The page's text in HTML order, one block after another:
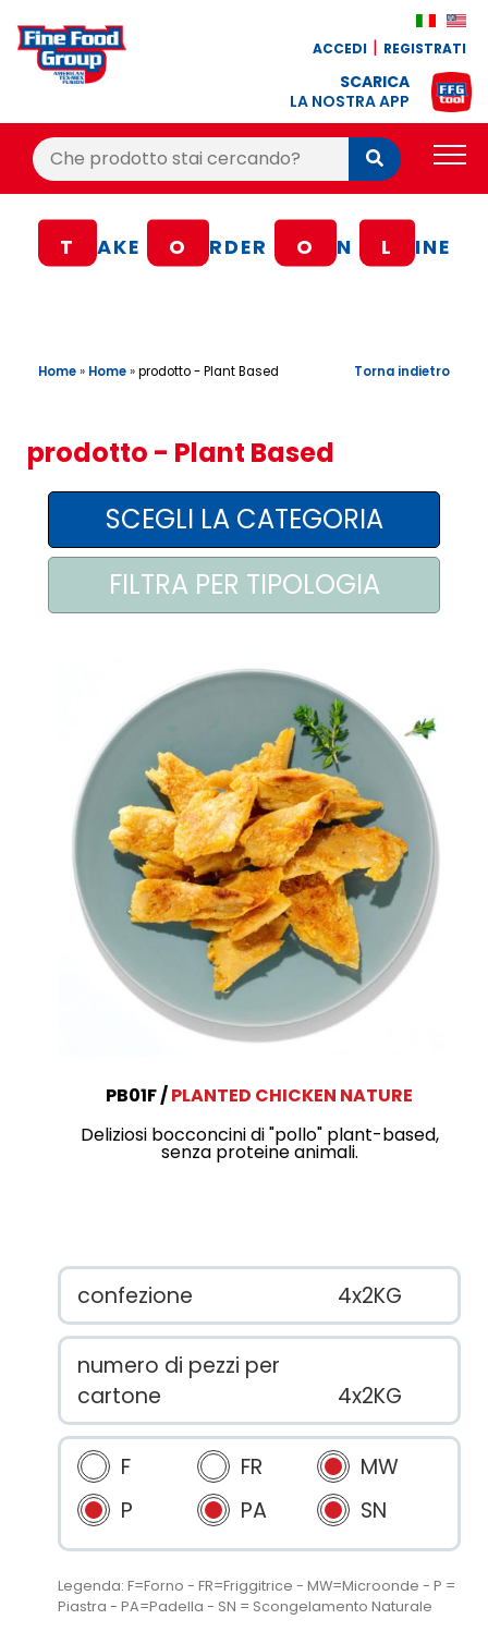
ACCEDI REGISTRATI
SCARICA
LA NOSTRA APP
Cerca:
Cerca
BLOG
CONTATTI
AREA AGENTI
T AKE O RDER O N L INE
Home» Home»prodotto - Plant Based Torna indietro
prodotto - Plant Based
PB01F
PLANTED CHICKEN NATURE
Deliziosi bocconcini di "pollo" plant-based,
senza proteine animali.
confezione 4x2KG
numero di pezzi per
cartone
4x2KG
F FR
MW
P
PA SN
Legenda: F=Forno - FR=Friggitrice - MW=Microonde - P =
Piastra - PA=Padella - SN = Scongelamento Naturale